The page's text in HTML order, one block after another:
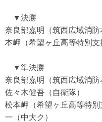
▼決勝
奈良部嘉明（筑西広域消
本岬（希望ヶ丘高等特別支
▼準決勝
奈良部嘉明（筑西広域消
佐々木健吾（自衛隊）
松本岬（希望ヶ丘高等特
一（中大ク）